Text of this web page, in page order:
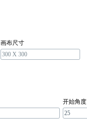
画布尺寸
开始角度